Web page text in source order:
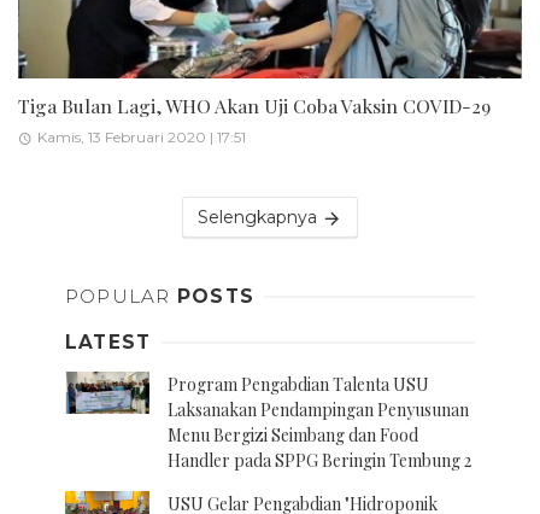
Tiga Bulan Lagi, WHO Akan Uji Coba Vaksin COVID-29
Kamis, 13 Februari 2020 | 17:51
Selengkapnya
POPULAR POSTS
LATEST
Program Pengabdian Talenta USU
Laksanakan Pendampingan Penyusunan
Menu Bergizi Seimbang dan Food
Handler pada SPPG Beringin Tembung 2
USU Gelar Pengabdian "Hidroponik